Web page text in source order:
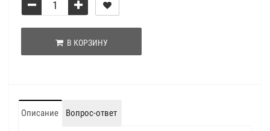
В КОРЗИНУ
Описание Вопрос-ответ